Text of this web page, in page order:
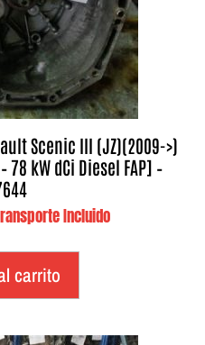
Scenic III (JZ)(2009->)
kW dCi Diesel FAP] –
Incluido
carrito